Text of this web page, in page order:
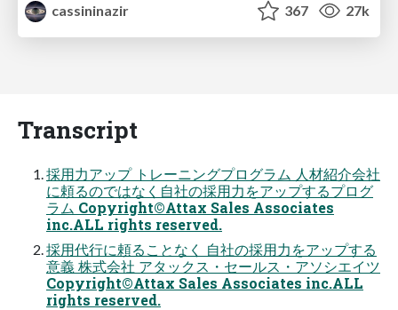
cassininazir
367 27k
Transcript
採⽤⼒アップ トレーニングプログラム ⼈材紹介会社
に頼るのではなく⾃社の採⽤⼒をアップするプログ
ラム Copyright©Attax Sales Associates
inc.ALL rights reserved.
採⽤代⾏に頼ることなく ⾃社の採⽤⼒をアップする
意義 株式会社 アタックス・セールス・アソシエイツ
Copyright©Attax Sales Associates inc.ALL
rights reserved.